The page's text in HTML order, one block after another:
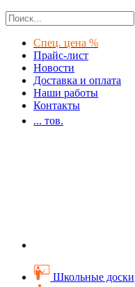
Спец. цена %
Прайс-лист
Новости
Доставка и оплата
Наши работы
Контакты
... тов.
Школьные доски